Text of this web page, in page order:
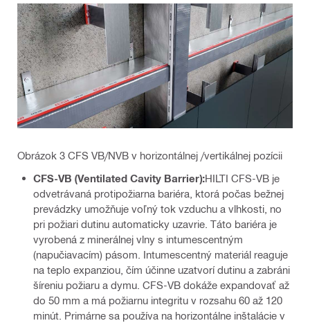
Obrázok 3 CFS VB/NVB v horizontálnej /vertikálnej pozícii
CFS-VB (Ventilated Cavity Barrier):HILTI CFS‑VB je
odvetrávaná protipožiarna bariéra, ktorá počas bežnej
prevádzky umožňuje voľný tok vzduchu a vlhkosti, no
pri požiari dutinu automaticky uzavrie. Táto bariéra je
vyrobená z minerálnej vlny s intumescentným
(napučiavacím) pásom. Intumescentný materiál reaguje
na teplo expanziou, čím účinne uzatvorí dutinu a zabráni
šíreniu požiaru a dymu. CFS‑VB dokáže expandovať až
do 50 mm a má požiarnu integritu v rozsahu 60 až 120
minút. Primárne sa používa na horizontálne inštalácie v